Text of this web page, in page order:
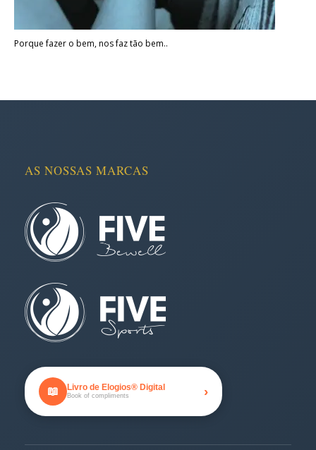
Porque fazer o bem, nos faz tão bem..
AS NOSSAS MARCAS
📖 Livro de Elogios® Digital
Book of compliments ›